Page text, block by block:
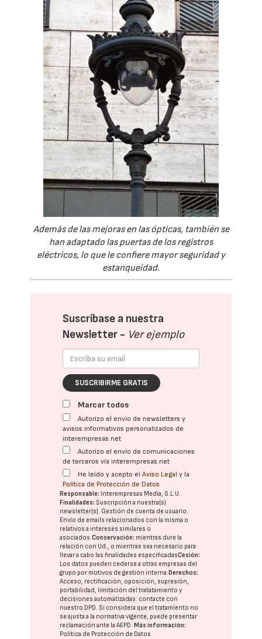
Además de las mejoras en las ópticas, también se
han adaptado las puertas de los registros
eléctricos, lo que le confiere mayor seguridad y
estanqueidad.
Suscríbase a nuestra
Newsletter - Ver ejemplo
SUSCRIBIRME GRATIS
Marcar todos
Autorizo el envío de newsletters y
avisos informativos personalizados de
interempresas.net
Autorizo el envío de comunicaciones
de terceros vía interempresas.net
He leído y acepto elAviso Legal y la
Política de Protección de Datos
Responsable: Interempresas Media, S.L.U.
Finalidades: Suscripción a nuestra(s)
newsletter(s). Gestión de cuenta de usuario.
Envío de emails relacionados con la misma o
relativos a intereses similares o
asociados.Conservación: mientras dure la
relación con Ud., o mientras sea necesario para
llevar a cabo las finalidades especificadasCesión:
Los datos pueden cederse a otras empresas del
grupo por motivos de gestión interna. Derechos:
Acceso, rectificación, oposición, supresión,
portabilidad, limitación del tratatamiento y
decisiones automatizadas: contacte con
nuestro DPD. Si considera que el tratamiento no
se ajusta a la normativa vigente, puede presentar
reclamación ante laAEPD. Más información:
Política de Protección de Datos